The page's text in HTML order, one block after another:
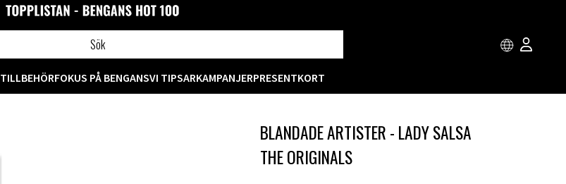
TILLBEHÖRFOKUS PÅ BENGANSVI TIPSARKAMPANJERPRESENTKORT
BLANDADE ARTISTER - LADY SALSA
THE ORIGINALS